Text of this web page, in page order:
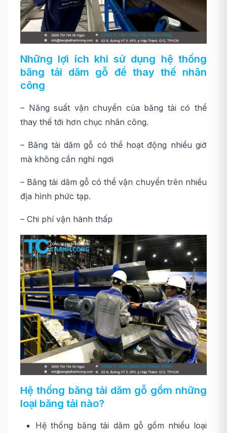
Những lợi ích khi sử dụng hệ thống
băng tải dăm gỗ để thay thế nhân
công
– Năng suất vận chuyển của băng tải có thể
thay thế tới hơn chục nhân công.
– Băng tải dăm gỗ có thể hoạt động nhiều giờ
mà không cần nghỉ ngơi
– Băng tải dăm gỗ có thể vận chuyển trên nhiều
địa hình phức tạp.
– Chi phí vận hành thấp
Hệ thống băng tải dăm gỗ gồm những
loại băng tải nào?
Hệ thống băng tải dăm gỗ gồm nhiều loại